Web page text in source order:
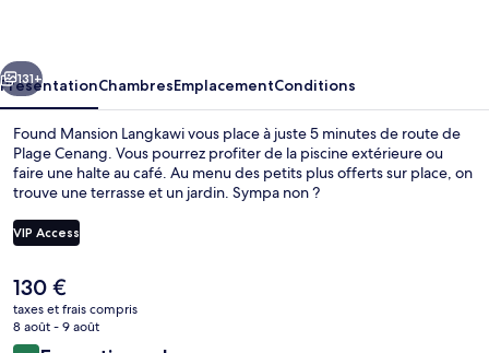
Suivant
131+
PrésentationChambresEmplacementConditions
Found Mansion Langkawi vous place à juste 5 minutes de route de
Plage Cenang. Vous pourrez profiter de la piscine extérieure ou
faire une halte au café. Au menu des petits plus offerts sur place, on
trouve une terrasse et un jardin. Sympa non ?
VIP Access
Le
prix
actuel
est
130 €
taxes et frais compris
8 août - 9 août